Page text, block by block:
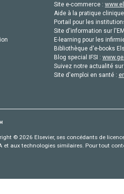
Site e-commerce :
Aide à la pratique
Portail pour les
Site d'information sur
E-learning pour les
Bibliothèque d'e-books
Blog special IFSI :
Suivez notre actualité
Site d'emploi en santé :
© 2026 Elsevier, ses concédants de
et aux technologies similaires. Pour tout